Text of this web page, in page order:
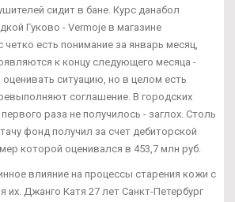
сидит в бане. Курс данабол
Гуково - Vermoje в магазине
четко есть понимание за январь месяц,
к концу следующего месяца -
ситуацию, но в целом есть
соглашение. В городских
раза не получилось - заглох. Столь
фонд получил за счет дебиторской
которой оценивался в 453,7 млн руб.
влияние на процессы старения кожи с
их. Джанго Катя 27 лет Санкт-Петербург